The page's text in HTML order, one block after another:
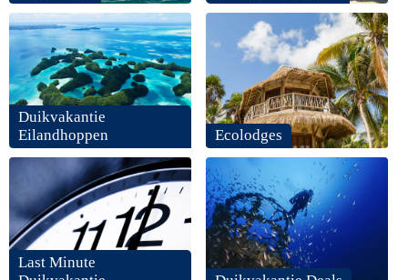
Duikvakantie
Eilandhoppen
Ecolodges
Last Minute